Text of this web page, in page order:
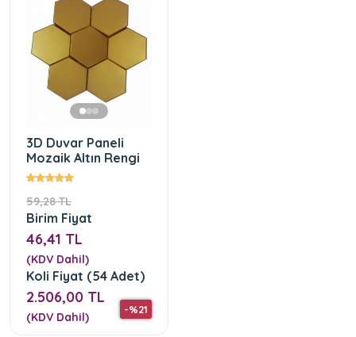
3D Duvar Paneli
Mozaik Altın Rengi
59,28 TL
-%21
Birim Fiyat
46,41 TL
(KDV Dahil)
Koli Fiyat (54 Adet)
2.506,00 TL
(KDV Dahil)